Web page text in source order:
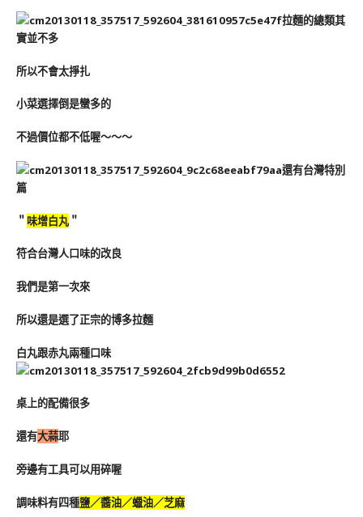
拉麵的總類其
實並不多
所以不會太掙扎
小菜選擇倒是蠻多的
不過價位都不低喔～～～
還有台灣特別
篇
＂ 味增白丸 ＂
符合台灣人口味的改良
我們是第一次來
所以還是選了正宗的博多拉麵
白丸跟赤丸兩種口味
桌上的配備很多
還有大蒜耶
旁邊有工具可以用碎喔
調味料有四種鹽／醬油／蠟油／芝麻